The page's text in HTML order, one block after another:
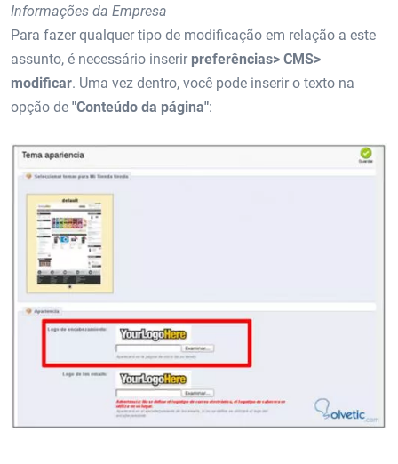
Informações da Empresa
Para fazer qualquer tipo de modificação em relação a este
assunto, é necessário inserir preferências> CMS>
modificar. Uma vez dentro, você pode inserir o texto na
opção de "Conteúdo da página":